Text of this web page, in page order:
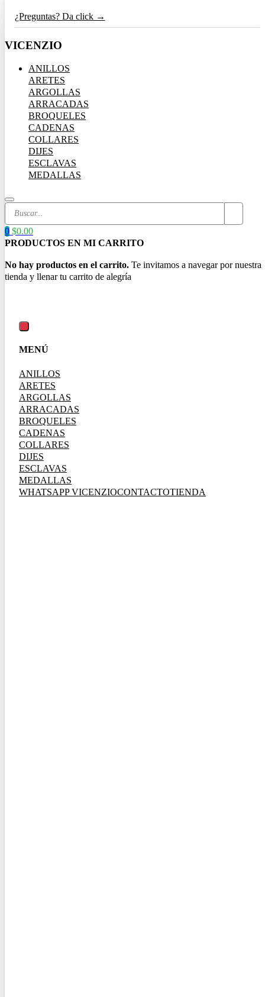
¿Preguntas? Da click →
VICENZIO
ANILLOS
ARETES
ARGOLLAS
ARRACADAS
BROQUELES
CADENAS
COLLARES
DIJES
ESCLAVAS
MEDALLAS
Search
0 $0.00
No hay productos en el carrito.
MENÚ
ANILLOS
ARETES
ARGOLLAS
ARRACADAS
BROQUELES
CADENAS
COLLARES
DIJES
ESCLAVAS
MEDALLAS
WHATSAPP VICENZIOCONTACTOTIENDA